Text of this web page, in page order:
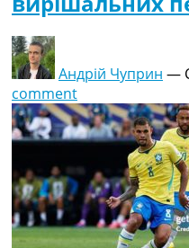
Андрій Чуприн —
comment